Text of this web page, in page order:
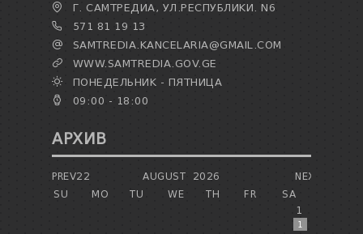
Г. САМТРЕДИА, УЛ.РЕСПУБЛИКИ. N6
571 81 19 13
SAMTREDIA.KANCELARIA@GMAIL.COM
WWW.SAMTREDIA.GOV.GE
ПОНЕДЕЛЬНИК - ПЯТНИЦА
09:00 - 18:00
АРХИВ
PREV22 NEXT
AUGUST
2026
SU
MO TU WE TH FR
SA
1
1